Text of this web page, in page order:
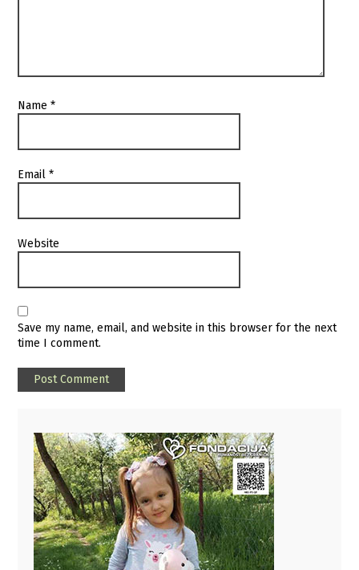
Name*
Email*
Website
Save my name, email, and website in this browser for the next
time I comment.